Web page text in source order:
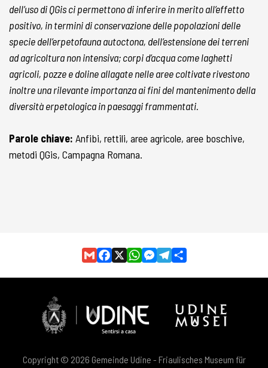
dell’uso di QGis ci permettono di inferire in merito all’effetto
positivo, in termini di conservazione delle popolazioni delle
specie dell’erpetofauna autoctona, dell’estensione dei terreni
ad agricoltura non intensiva; corpi d’acqua come laghetti
agricoli, pozze e doline allagate nelle aree coltivate rivestono
inoltre una rilevante importanza ai fini del mantenimento della
diversità erpetologica in paesaggi frammentati.
Parole chiave: Anfibi, rettili, aree agricole, aree boschive,
metodi QGis, Campagna Romana.
Copyright © 2026 Gemeinde Udine - Friaulisches Museum für